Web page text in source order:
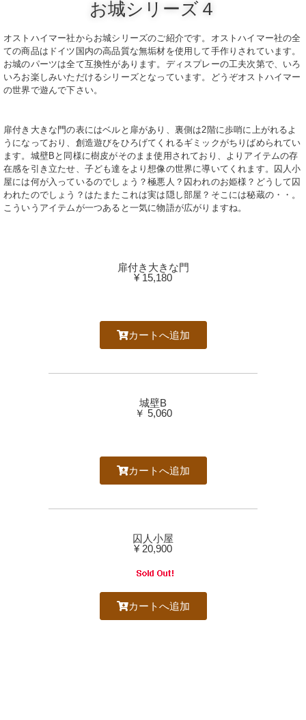
お城シリーズ４
オストハイマー社からお城シリーズのご紹介です。オストハイマー社の全
ての商品はドイツ国内の高品質な無垢材を使用して手作りされています。
お城のパーツは全て互換性があります。ディスプレーの工夫次第で、いろ
いろお楽しみいただけるシリーズとなっています。どうぞオストハイマー
の世界で遊んで下さい。
扉付き大きな門の表にはベルと扉があり、裏側は2階に歩哨に上がれるよ
うになっており、創造遊びをひろげてくれるギミックがちりばめられてい
ます。城壁Bと同様に樹皮がそのまま使用されており、よりアイテムの存
在感を引き立たせ、子ども達をより想像の世界に導いてくれます。囚人小
屋には何が入っているのでしょう？極悪人？囚われのお姫様？どうして囚
われたのでしょう？はたまたこれは実は隠し部屋？そこには秘蔵の・・。
こういうアイテムが一つあると一気に物語が広がりますね。
扉付き大きな門
¥ 15,180
カートへ追加
城壁B
￥ 5,060
カートへ追加
囚人小屋
¥ 20,900
カートへ追加